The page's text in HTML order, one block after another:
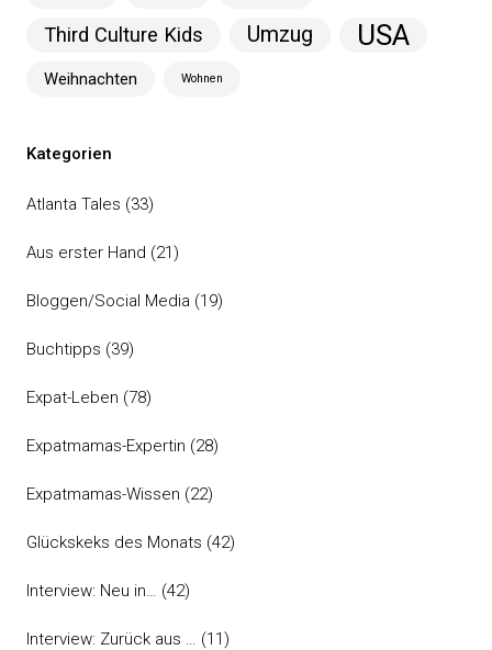
Third Culture Kids Umzug USA
Weihnachten Wohnen
Kategorien
Atlanta Tales (33)
Aus erster Hand (21)
Bloggen/Social Media (19)
Buchtipps (39)
Expat-Leben (78)
Expatmamas-Expertin (28)
Expatmamas-Wissen (22)
Glückskeks des Monats (42)
Interview: Neu in… (42)
Interview: Zurück aus … (11)